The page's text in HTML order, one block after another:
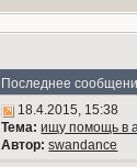
Последнее
18.4.2015, 15:38
Тема: ищу помощь в
Автор: swandance